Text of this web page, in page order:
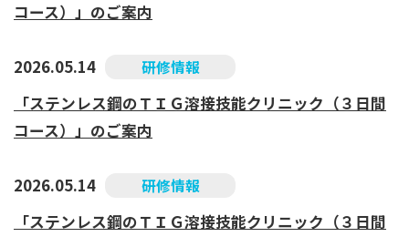
コース）」のご案内
2026.05.14 研修情報
「ステンレス鋼のＴＩＧ溶接技能クリニック（３日間
コース）」のご案内
2026.05.14 研修情報
「ステンレス鋼のＴＩＧ溶接技能クリニック（３日間